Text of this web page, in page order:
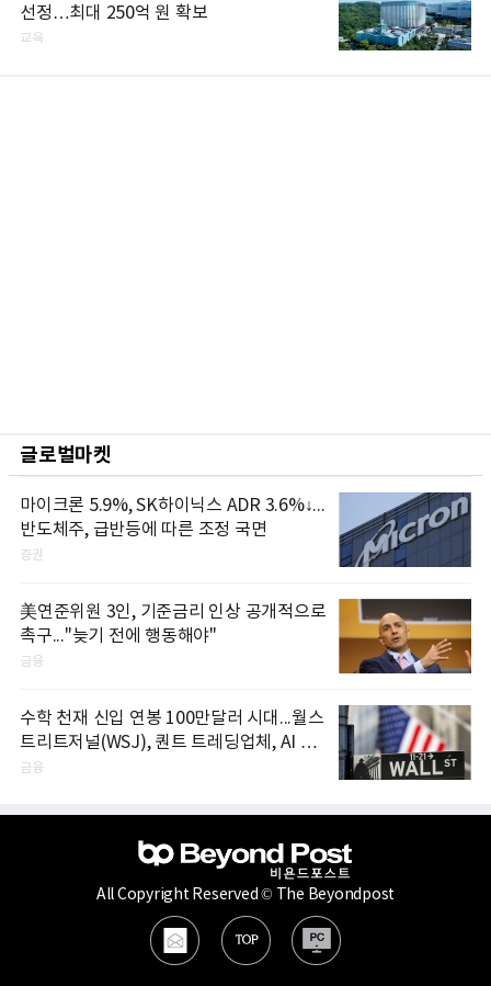
선정…최대 250억 원 확보
교육
글로벌마켓
마이크론 5.9%, SK하이닉스 ADR 3.6%↓...
반도체주, 급반등에 따른 조정 국면
증권
美연준위원 3인, 기준금리 인상 공개적으로
촉구..."늦기 전에 행동해야"
금융
수학 천재 신입 연봉 100만달러 시대...월스
트리트저널(WSJ), 퀀트 트레딩업체, AI 기
업들 인재 확보 경쟁
금융
All Copyright Reserved © The Beyondpost